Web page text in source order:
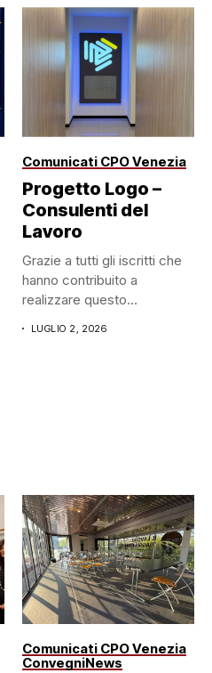
Comunicati CPO Venezia
Progetto Logo –
Consulenti del
Lavoro
Grazie a tutti gli iscritti che
hanno contribuito a
realizzare questo
LUGLIO 2, 2026
Comunicati CPO Venezia
ConvegniNews